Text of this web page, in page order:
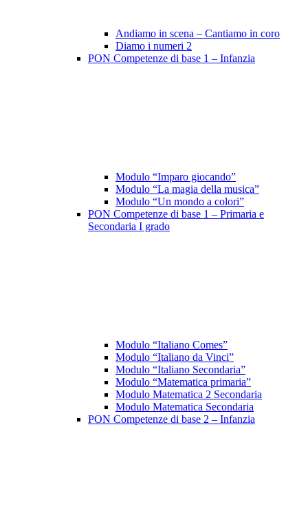
Andiamo in scena – Cantiamo in coro
Diamo i numeri 2
PON Competenze di base 1 – Infanzia
Modulo “Imparo giocando”
Modulo “La magia della musica”
Modulo “Un mondo a colori”
PON Competenze di base 1 – Primaria e
Secondaria I grado
Modulo “Italiano Comes”
Modulo “Italiano da Vinci”
Modulo “Italiano Secondaria”
Modulo “Matematica primaria”
Modulo Matematica 2 Secondaria
Modulo Matematica Secondaria
PON Competenze di base 2 – Infanzia